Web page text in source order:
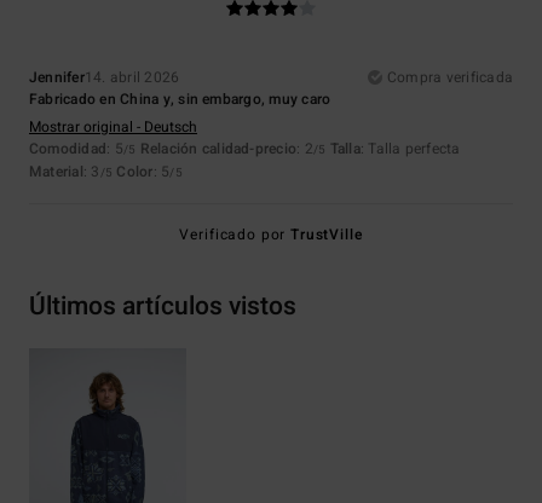
Jennifer14. abril 2026
Compra verificada
Fabricado en China y, sin embargo, muy caro
Mostrar original - Deutsch
Comodidad: 5/5 Relación calidad-precio: 2/5 Talla: Talla perfecta
Material: 3 /5 Color: 5/5
Verificado porTrustVille
Últimos artículos vistos